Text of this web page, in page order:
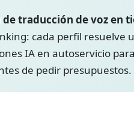
traducción de voz en
cada perfil
IA en autoservicio
de pedir presupuestos.